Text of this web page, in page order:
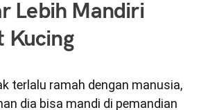
Lebih Mandiri
Kucing
terlalu ramah dengan manusia,
dia bisa mandi di pemandian